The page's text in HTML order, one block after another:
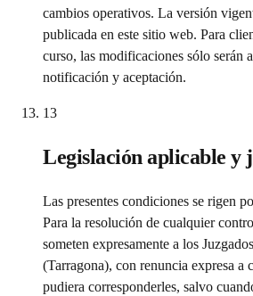
cambios operativos. La versión
publicada en este sitio web. Para
curso, las modificaciones sólo serán
notificación y aceptación.
13
Legislación aplicable y
Las presentes condiciones se rigen
Para la resolución de cualquier
someten expresamente a los
(Tarragona), con renuncia expresa a
pudiera corresponderles, salvo